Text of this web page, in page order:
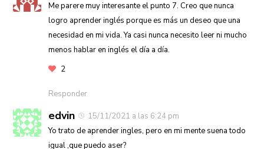
Me parere muy interesante el punto 7. Creo que nunca
logro aprender inglés porque es más un deseo que una
necesidad en mi vida. Ya casi nunca necesito leer ni mucho
menos hablar en inglés el día a día.
2
Responder
edvin
15/11/2021 a las 6:24 pm
Yo trato de aprender ingles, pero en mi mente suena todo
igual ,que puedo aser?